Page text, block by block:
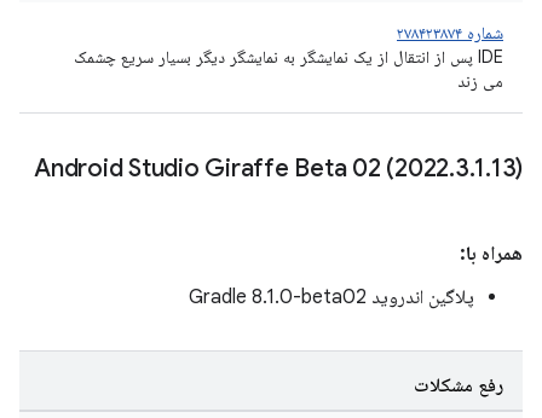
شماره ۲۷۸۴۲۳۸۷۴
IDE پس از انتقال از یک نمایشگر به نمایشگر دیگر بسیار سریع چشمک
می زند
Android Studio Giraffe Beta 02 (2022.3.1.13)
همراه با:
پلاگین اندروید Gradle 8.1.0-beta02
رفع مشکلات